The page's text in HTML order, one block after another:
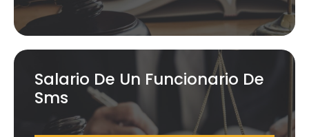
Salario De Un Funcionario De
Sms